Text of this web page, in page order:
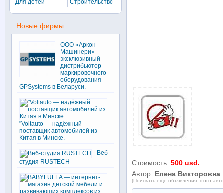
Стоимость:500 usd.
Автор: Елена Викторовна
(Поискать ещё объявления этого
Для детей
Строительство
Новые фирмы
ООО «Аркон
Машинери» —
эксклюзивный
дистрибьютор
маркировочного
оборудования
GPSystems в Беларуси.
"Voltauto — надёжный
поставщик автомобилей из
Китая в Минске.
Веб-
студия RUSTECH